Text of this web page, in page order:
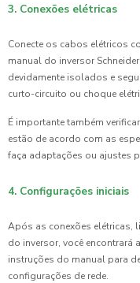
3. Conexões elétricas
Conecte os cabos elétricos
manual do inversor
devidamente isolados e
curto-circuito ou choque
É importante também
estão de acordo com as
faça adaptações ou ajustes
4. Configurações iniciais
Após as conexões elétricas,
do inversor, você encontrará
instruções do manual para
configurações de rede.